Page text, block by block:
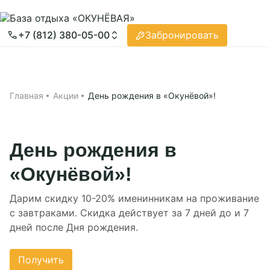
+7 (812) 380-05-00 Забронировать
Забронировать
Проживание
Акции
Об «Окунёвая»
Отзывы
Чем заняться
Ресторан «Акварель»
Мероприятия
Главная Акции День рождения в «Окунёвой»!
День рождения в
«Окунёвой»!
Дарим скидку 10-20% именинникам на проживание
с завтраками. Скидка действует за 7 дней до и 7
дней после Дня рождения.
Получить
Применить